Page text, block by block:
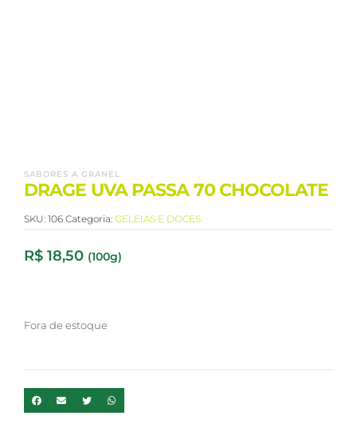
SABORES A GRANEL
DRAGE UVA PASSA 70 CHOCOLATE
SKU: 106 Categoria: GELEIAS E DOCES
R$ 18,50 (100g)
Fora de estoque